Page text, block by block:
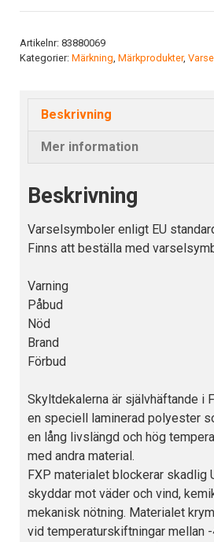
Startar
mängd
Artikelnr: 83880069
Kategorier: Märkning Märkprodukter,
Beskrivning
Mer information
Beskrivning
Varselsymboler enligt EU
Finns att beställa med
Varning
Påbud
Nöd
Brand
Förbud
Skyltdekalerna är självhäftande i
en speciell laminerad polyester
en lång livslängd och hög
med andra material.
FXP materialet blockerar skadlig
skyddar mot väder och vind,
mekanisk nötning. Materialet
vid temperaturskiftningar mellan -